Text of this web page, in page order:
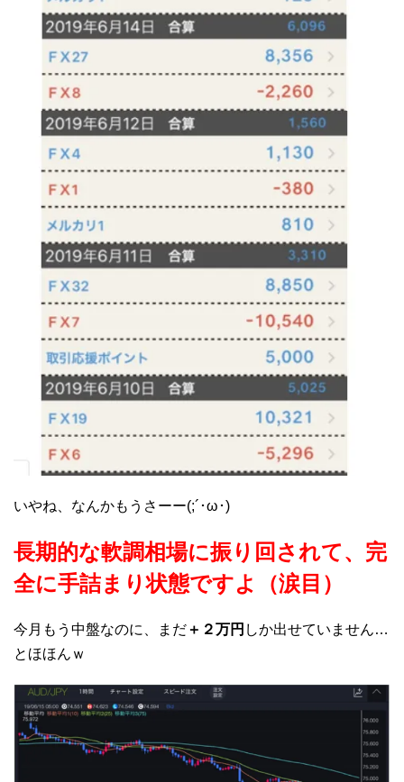
いやね、なんかもうさーー(;´･ω･)
長期的な軟調相場に振り回されて、完
全に手詰まり状態ですよ（涙目）
今月もう中盤なのに、まだ＋２万円 しか出せていません…
とほほんｗ